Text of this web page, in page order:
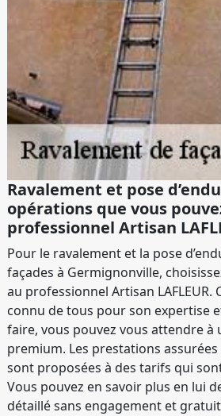
Ravalement et pose
opérations que vous
professionnel Artisan
Pour le ravalement et la pose
façades à Germignonville,
au professionnel Artisan LAFLEUR.
connu de tous pour son expertise
faire, vous pouvez vous attendre à
premium. Les prestations
sont proposées à des tarifs qui
Vous pouvez en savoir plus en lui
détaillé sans engagement et